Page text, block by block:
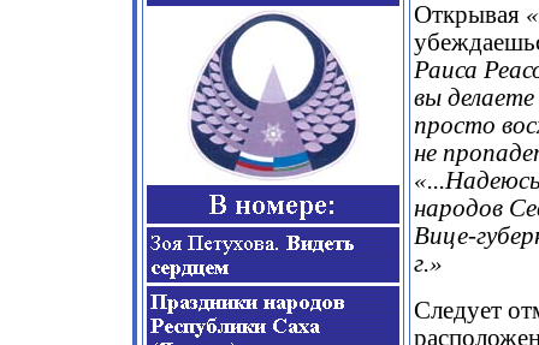
Открывая
Раиса
вы
просто
не
народов
Вице-
г.»
Следует